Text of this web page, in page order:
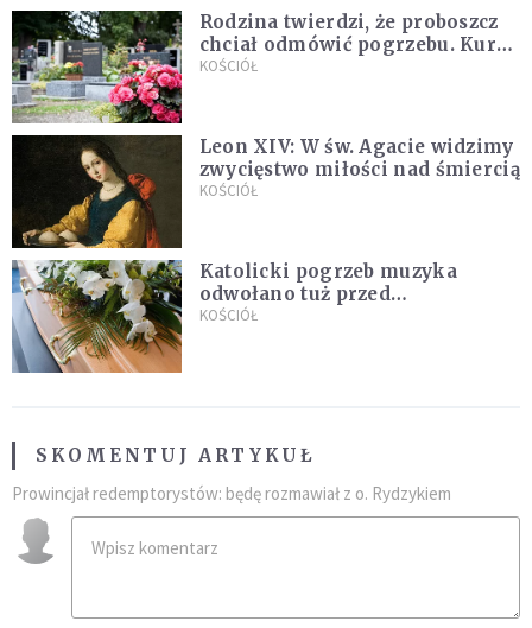
Rodzina twierdzi, że proboszcz
chciał odmówić pogrzebu. Kuria
zapowiada wyjaśnienia
KOŚCIÓŁ
Leon XIV: W św. Agacie widzimy
zwycięstwo miłości nad śmiercią
KOŚCIÓŁ
Katolicki pogrzeb muzyka
odwołano tuż przed
uroczystością. Powodem była
KOŚCIÓŁ
SKOMENTUJ ARTYKUŁ
Prowincjał redemptorystów: będę rozmawiał z o. Rydzykiem